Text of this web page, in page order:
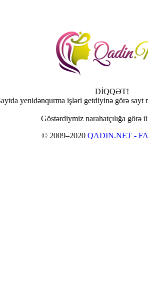
DİQQƏT!
yenidənqurma işləri getdiyinə görə sayt
Göstərdiymiz narahatçılığa görə
© 2009–2020 QADIN.NET -